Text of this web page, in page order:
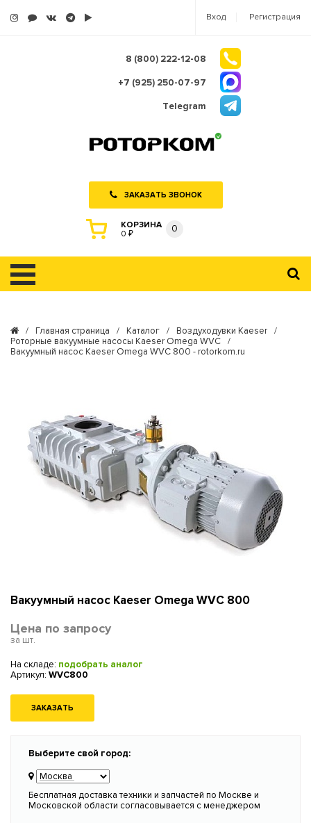
Вход Регистрация
8 (800) 222-12-08
+7 (925) 250-07-97
Telegram
ЗАКАЗАТЬ ЗВОНОК
КОРЗИНА
0 ₽
0
/ Главная страница / Каталог / Воздуходувки Kaeser
/
Роторные вакуумные насосы Kaeser Omega WVC
/
Вакуумный насос Kaeser Omega WVC 800 - rotorkom.ru
Вакуумный насос Kaeser Omega WVC 800
Цена по запросу
за шт.
На складе: подобрать аналог
Артикул:WVC800
ЗАКАЗАТЬ
Выберите свой город:
Бесплатная доставка техники и запчастей по Москве и
Московской области согласовывается с менеджером